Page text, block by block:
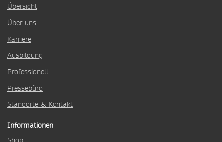
Übersicht
Über uns
Karriere
Ausbildung
Professionell
Pressebüro
Standorte & Kontakt
Informationen
Shop